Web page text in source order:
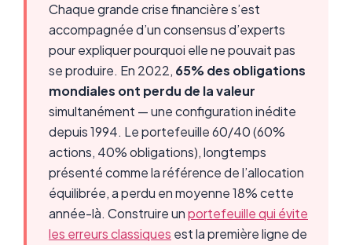
Chaque grande crise financière s’est
accompagnée d’un consensus d’experts
pour expliquer pourquoi elle ne pouvait pas
se produire. En 2022, 65% des obligations
mondiales ont perdu de la valeur
simultanément — une configuration inédite
depuis 1994. Le portefeuille 60/40 (60%
actions, 40% obligations), longtemps
présenté comme la référence de l’allocation
équilibrée, a perdu en moyenne 18% cette
année-là. Construire unportefeuille qui évite
les erreurs classiques est la première ligne de